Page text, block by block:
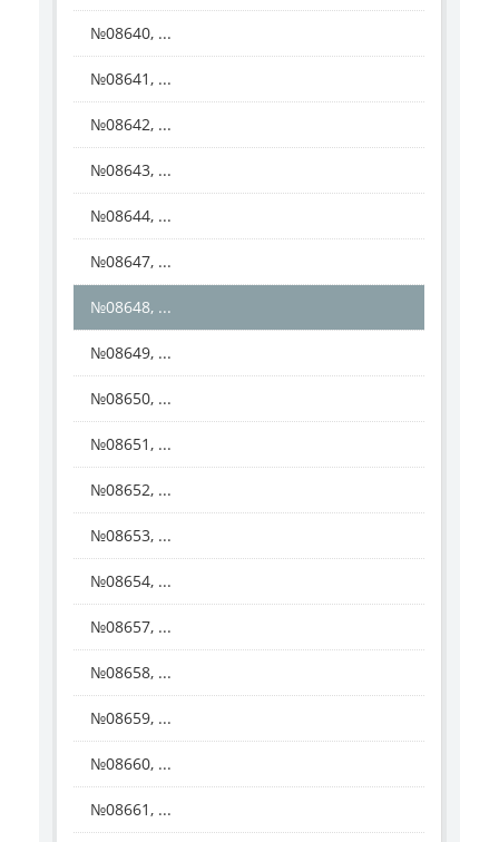
№08640, ...
№08641, ...
№08642, ...
№08643, ...
№08644, ...
№08647, ...
№08648, ...
№08649, ...
№08650, ...
№08651, ...
№08652, ...
№08653, ...
№08654, ...
№08657, ...
№08658, ...
№08659, ...
№08660, ...
№08661, ...